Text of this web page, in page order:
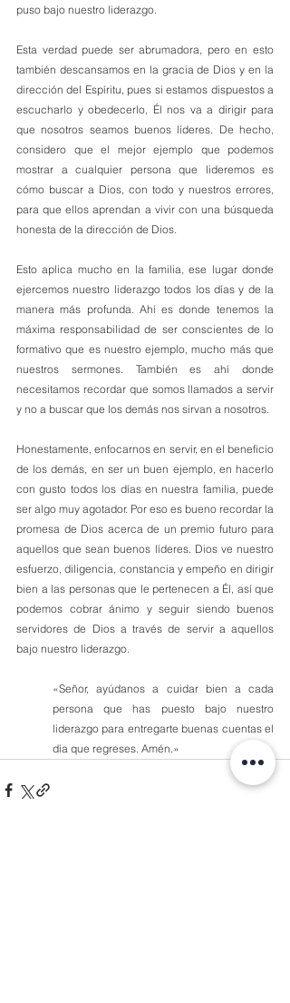
puso bajo nuestro liderazgo.
Esta verdad puede ser abrumadora, pero en esto
también descansamos en la gracia de Dios y en la
dirección del Espíritu, pues si estamos dispuestos a
escucharlo y obedecerlo, Él nos va a dirigir para
que nosotros seamos buenos líderes. De hecho,
considero que el mejor ejemplo que podemos
mostrar a cualquier persona que lideremos es
cómo buscar a Dios, con todo y nuestros errores,
para que ellos aprendan a vivir con una búsqueda
honesta de la dirección de Dios.
Esto aplica mucho en la familia, ese lugar donde
ejercemos nuestro liderazgo todos los días y de la
manera más profunda. Ahí es donde tenemos la
máxima responsabilidad de ser conscientes de lo
formativo que es nuestro ejemplo, mucho más que
nuestros sermones. También es ahí donde
necesitamos recordar que somos llamados a servir
y no a buscar que los demás nos sirvan a nosotros.
Honestamente, enfocarnos en servir, en el beneficio
de los demás, en ser un buen ejemplo, en hacerlo
con gusto todos los días en nuestra familia, puede
ser algo muy agotador. Por eso es bueno recordar la
promesa de Dios acerca de un premio futuro para
aquellos que sean buenos líderes. Dios ve nuestro
esfuerzo, diligencia, constancia y empeño en dirigir
bien a las personas que le pertenecen a Él, así que
podemos cobrar ánimo y seguir siendo buenos
servidores de Dios a través de servir a aquellos
bajo nuestro liderazgo.
«Señor, ayúdanos a cuidar bien a cada
persona que has puesto bajo nuestro
liderazgo para entregarte buenas cuentas el
día que regreses. Amén.»